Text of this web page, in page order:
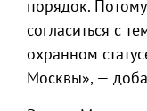
порядок.
согласиться с
охранном
Москвы», —